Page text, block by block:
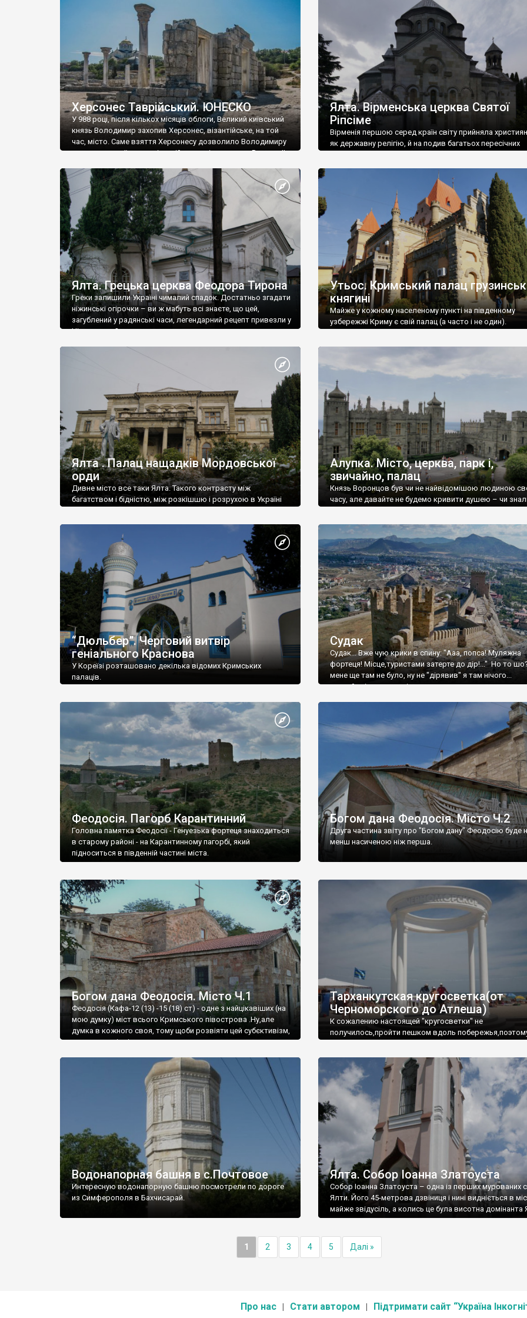
візантійської доби. Раритети викрадені з фондів об’єкту
культурної спадщини ЮНЕСКО «Херсонеса Таврійського».
Офіційно – на виставку «Золото Візантії», але експерти та
влада в Україні вважають це лише […]
називаються «повстяками» (postaki)…” “Вино. Крим
виробляє відмінне вино і його вдосталь: воно все
легке біле і дуже […]
Херсонес Таврійський. ЮНЕСКО
У 988 році, після кількох місяців облоги, Великий київський
князь Володимир захопив Херсонес, візантійське, на той
час, місто. Саме взяття Херсонесу дозволило Володимиру
диктувати свої умови візантійському імператору Василю ІІ,
Херсонесі Володимир-язичник, став Василем-
християнином. А потім було Хрещення Русі. На честь
Херсонесу Таврійського названо місто […]
Ялта. Вірменська церква Святої
Ріпсіме
Вірменія першою серед країн світу прийняла
як державну релігію, й на подив багатьох пересічних
Ялта. Грецька церква Феодора Тирона
Греки залишили Україні чималий спадок. Достатньо згадати
ніжинські огірочки – ви ж мабуть всі знаєте, що цей,
загублений у радянські часи, легендарний рецепт привезли у
Ніжин греки?
Утьос. Кримський палац
княгині
Майже у кожному населеному пункті на південному
узбережжі Криму є свій палац (а часто і не один).
Ялта . Палац нащадків Мордовської
орди
Дивне місто все таки Ялта. Такого контрасту між
багатством і бідністю, між розкішшю і розрухою в Україні
Алупка. Місто, церква, парк і,
звичайно, палац
Князь Воронцов був чи не найвідомішою людиною
часу, але давайте не будемо кривити душею – чи
“Дюльбер”. Черговий витвір
геніального Краснова
У Кореїзі розташовано декілька відомих Кримських
палаців.
Судак
Судак... Вже чую крики в спину: "Ааа, попса! Муляжна
фортеця! Місце,туристами затерте до дір!..." Но то
мене ще там не було, ну не "дірявив" я там нічого...
принаймні до цього літа.
Феодосія. Пагорб Карантинний
Головна памятка Феодосії - Генуезька фортеця знаходиться
в старому районі - на Карантинному пагорбі, який
підноситься в південній частині міста.
Богом дана Феодосія. Місто Ч.2
Друга частина звіту про "Богом дану" Феодосію буде
менш насиченою ніж перша.
Богом дана Феодосія. Місто Ч.1
Феодосія (Кафа-12 (13) -15 (18) ст) - одне з найцікавіших (на
мою думку) міст всього Кримського півострова .Ну,але
думка в кожного своя, тому щоби розвіяти цей субєктивізм,
запрошую відвідати це
Тарханкутская кругосветка(от
Черноморского до Атлеша)
К сожалению настоящей "кругосветки" не
получилось,пройти пешком вдоль
Водонапорная башня в с.Почтовое
Интересную водонапорную башню посмотрели по дороге
из Симферополя в Бахчисарай.
Ялта. Собор Іоанна Златоуста
Собор Іоанна Златоуста – одна із перших мурованих
Ялти. Його 45-метрова дзвіниця і нині видніється в
майже звідусіль, а колись це була висотна домінанта
1 2 3 4 5 Далі »
Про нас Стати автором Підтримати сайт “Україна